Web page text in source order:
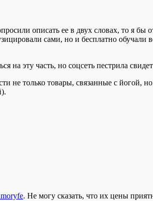
описать ее в двух словах, то я бы
сами, но и бесплатно обучали
на эту часть, но соцсеть пестрила
не только товары, связанные с йогой,
. Не могу сказать, что их цены